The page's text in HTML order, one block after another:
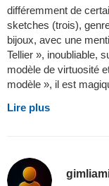
différemment de
sketches (trois),
bijoux, avec une
Tellier », inoubliable,
modèle de virtuosité
modèle », il est
Lire plus